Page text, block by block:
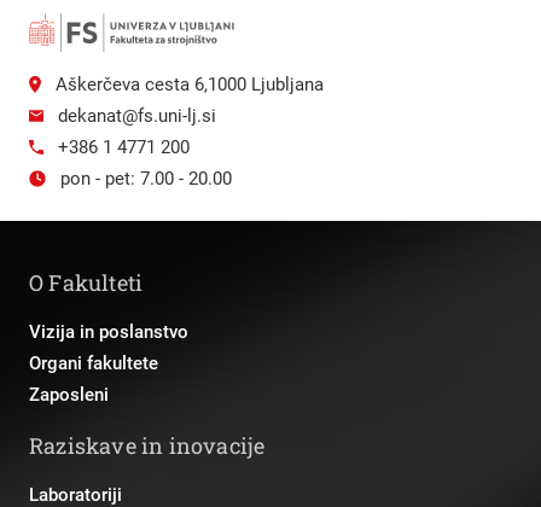
Aškerčeva cesta 6,1000 Ljubljana
dekanat@fs.uni-lj.si
+386 1 4771 200
pon - pet: 7.00 - 20.00
O Fakulteti
Vizija in poslanstvo
Organi fakultete
Zaposleni
Raziskave in inovacije
Laboratoriji